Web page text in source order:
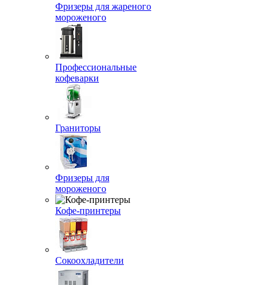
Фризеры для жареного
мороженого
Профессиональные
кофеварки
Граниторы
Фризеры для
мороженого
Кофе-принтеры
Сокоохладители